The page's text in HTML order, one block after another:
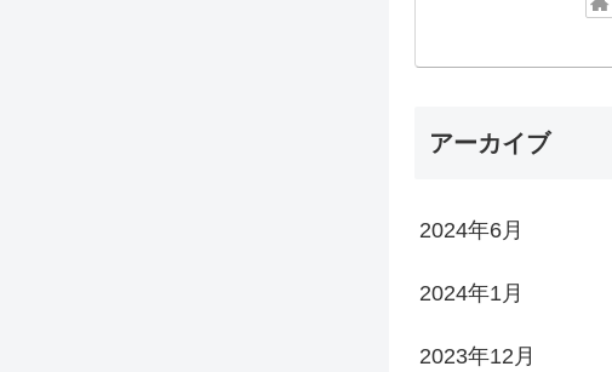
アーカイブ
2024年6月
2024年1月
2023年12月